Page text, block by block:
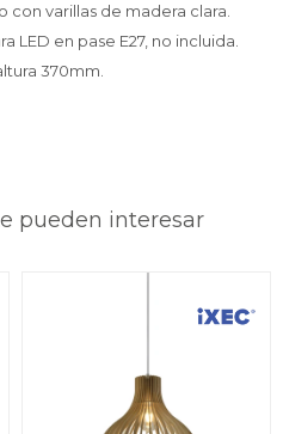
varillas de madera clara.
LED en pase E27, no incluida.
370mm.
pueden interesar